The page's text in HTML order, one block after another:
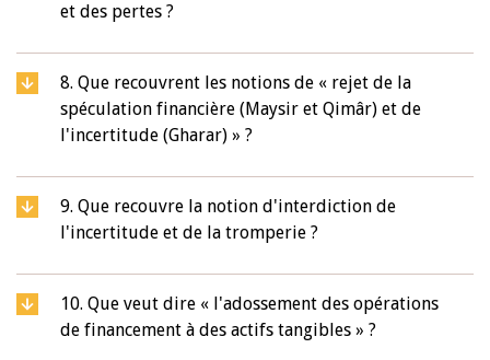
et des pertes ?
8. Que recouvrent les notions de « rejet de la
spéculation financière (Maysir et Qimâr) et de
l'incertitude (Gharar) » ?
9. Que recouvre la notion d'interdiction de
l'incertitude et de la tromperie ?
10. Que veut dire « l'adossement des opérations
de financement à des actifs tangibles » ?